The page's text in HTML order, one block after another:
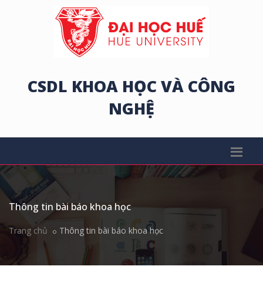
CSDL KHOA HỌC VÀ CÔNG
NGHỆ
Thông tin bài báo khoa học
Trang chủ Thông tin bài báo khoa học